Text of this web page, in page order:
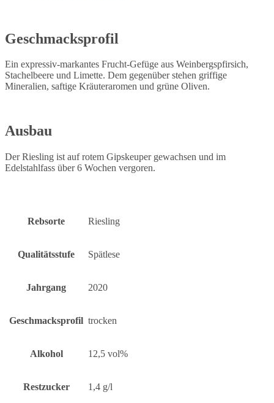
Geschmacksprofil
Ein expressiv-markantes Frucht-Gefüge aus Weinbergspfirsich,
Stachelbeere und Limette. Dem gegenüber stehen griffige
Mineralien, saftige Kräuteraromen und grüne Oliven.
Ausbau
Der Riesling ist auf rotem Gipskeuper gewachsen und im
Edelstahlfass über 6 Wochen vergoren.
Rebsorte Riesling
Qualitätsstufe Spätlese
Jahrgang 2020
Geschmacksprofil trocken
Alkohol 12,5 vol%
Restzucker 1,4 g/l